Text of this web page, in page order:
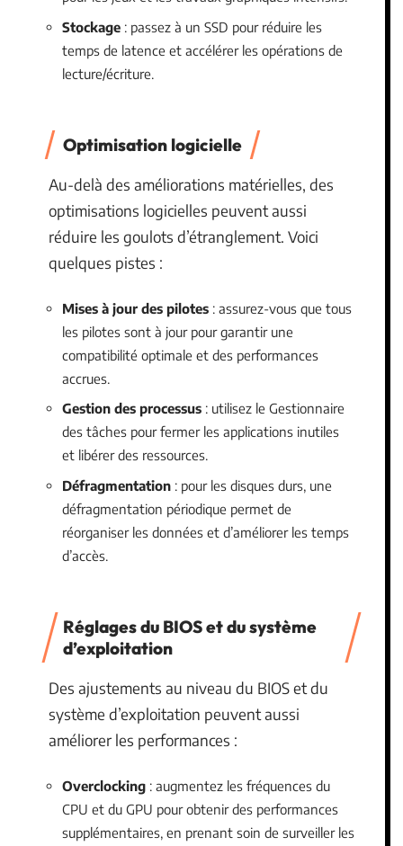
Stockage : passez à un SSD pour réduire les
temps de latence et accélérer les opérations de
lecture/écriture.
Optimisation logicielle
Au-delà des améliorations matérielles, des
optimisations logicielles peuvent aussi
réduire les goulots d’étranglement. Voici
quelques pistes :
Mises à jour des pilotes : assurez-vous que tous
les pilotes sont à jour pour garantir une
compatibilité optimale et des performances
accrues.
Gestion des processus : utilisez le Gestionnaire
des tâches pour fermer les applications inutiles
et libérer des ressources.
Défragmentation : pour les disques durs, une
défragmentation périodique permet de
réorganiser les données et d’améliorer les temps
d’accès.
Réglages du BIOS et du système
d’exploitation
Des ajustements au niveau du BIOS et du
système d’exploitation peuvent aussi
améliorer les performances :
Overclocking : augmentez les fréquences du
CPU et du GPU pour obtenir des performances
supplémentaires, en prenant soin de surveiller les